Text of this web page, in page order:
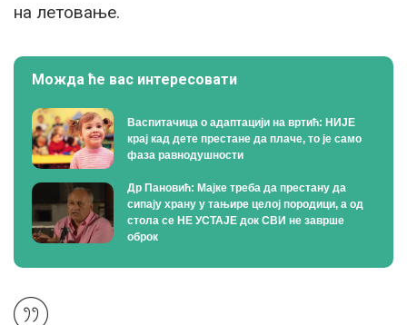
на летовање.
Можда ће вас интересовати
Васпитачица о адаптацији на вртић: НИЈЕ
крај кад дете престане да плаче, то је само
фаза равнодушности
Др Пановић: Мајке треба да престану да
сипају храну у тањире целој породици, а од
стола се НЕ УСТАЈЕ док СВИ не заврше
оброк